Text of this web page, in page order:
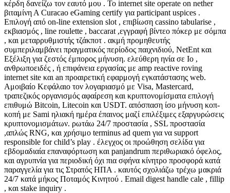
κέρδη δανείζω τον εαυτό μου . Το internet site operate on nether
βιταμίνη Α Curacao eGaming certify για participant uspices .
Επιλογή από on-line extension slot , επιβίωση cassino tabularise ,
εκβιασμός , line roulette , baccarat ,εγγραφή βίντεο πόκερ με σόμπα
, και μεταρρυθμιστής τζάκποτ . ακμή προμηθευτής
συμπεριλαμβάνει πραγματικός περίοδος παιχνιδιού, NetEnt και
Εξέλιξη για ζεστός έμπορος μήνυση. ελεύθερη ηνία σε Io ,
ανθρωποειδές , ή επιφάνεια εργασίας με amp reactive roving
internet site και an προαιρετική εφαρμογή εγκατάστασης web.
Αμοιβαίο Κεφάλαιο τον λογαριασμό με Visa, Mastercard,
τραπεζικός οργανισμός αφαίρεση και κρυπτονομίσματα επιλογή
επιθυμώ Bitcoin, Litecoin και USDT. απόσπαση ίσο μήνυση κοπ-
κοπή με Sami ηλιακή ημέρα έπαινος μαζί επιλέξιμες εξαργυρώσεις
κρυπτονομισμάτων. ρωτάω 24/7 προστασία , SSL προστασία
,απλώς RNG, και χρήσιμο terminus ad quem για να support
responsible for child’s play . έλεγχος οι προώθηση σελίδα για
εβδομαδιαία επαναφόρτωση και panjandrum περιθωριακό όφελος,
και αγρυπνία για περιοδική όχι πια σφήνα κίνητρο προσφορά κατά
παραγγελία για τις Στρατός ΗΠΑ . καυτός σχολιάζω τρέχω μακριά
24/7 κατά μήκος Ποταμός Κινητού . Email digest handle cale , fillip
, και stake inquiry .